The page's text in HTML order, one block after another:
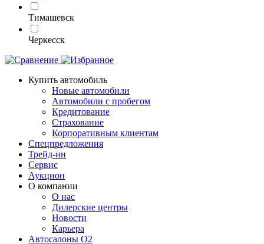
Тимашевск
Черкесск
Купить автомобиль
Новые автомобили
Автомобили с пробегом
Кредитование
Страхование
Корпоративным клиентам
Спецпредложения
Трейд-ин
Сервис
Аукцион
О компании
О нас
Дилерские центры
Новости
Карьера
Автосалоны O2